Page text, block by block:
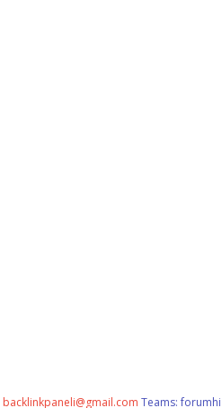
backlinkpaneli@gmail.com Teams: